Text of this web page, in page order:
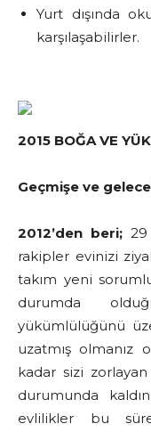
Yurt dışında
karşılaşabilirler.
2015 BOĞA VE
Geçmişe ve
2012’den beri;
rakipler evinizi
takım yeni
durumda
yükümlülüğünü
uzatmış olmanız
kadar sizi
durumunda
evlilikler bu